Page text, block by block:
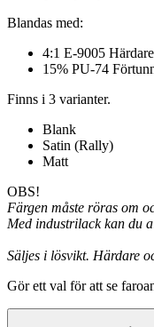
Blandas med:
4:1 E-9005
15% PU-74
Finns i 3 varianter.
Blank
Satin (Rally)
Matt
OBS!
Färgen måste röras om
Med industrilack kan du
Säljes i lösvikt. Härdare
Gör ett val för att se